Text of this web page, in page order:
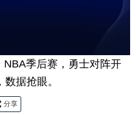
季后赛，勇士对阵开
据抢眼。
分享